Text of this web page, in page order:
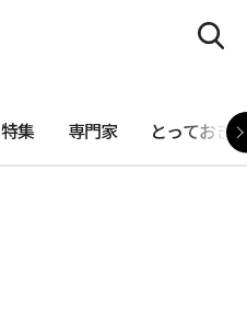
特集 専門家 とっておき